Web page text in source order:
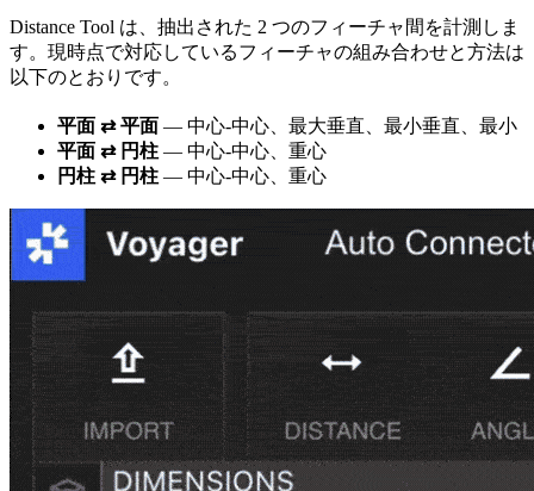
Distance Tool は、抽出された 2 つのフィーチャ間を計測しま
す。現時点で対応しているフィーチャの組み合わせと方法は
以下のとおりです。
平面 ⇄ 平面 — 中心-中心、最大垂直、最小垂直、最小
平面 ⇄ 円柱 — 中心-中心、重心
円柱 ⇄ 円柱 — 中心-中心、重心